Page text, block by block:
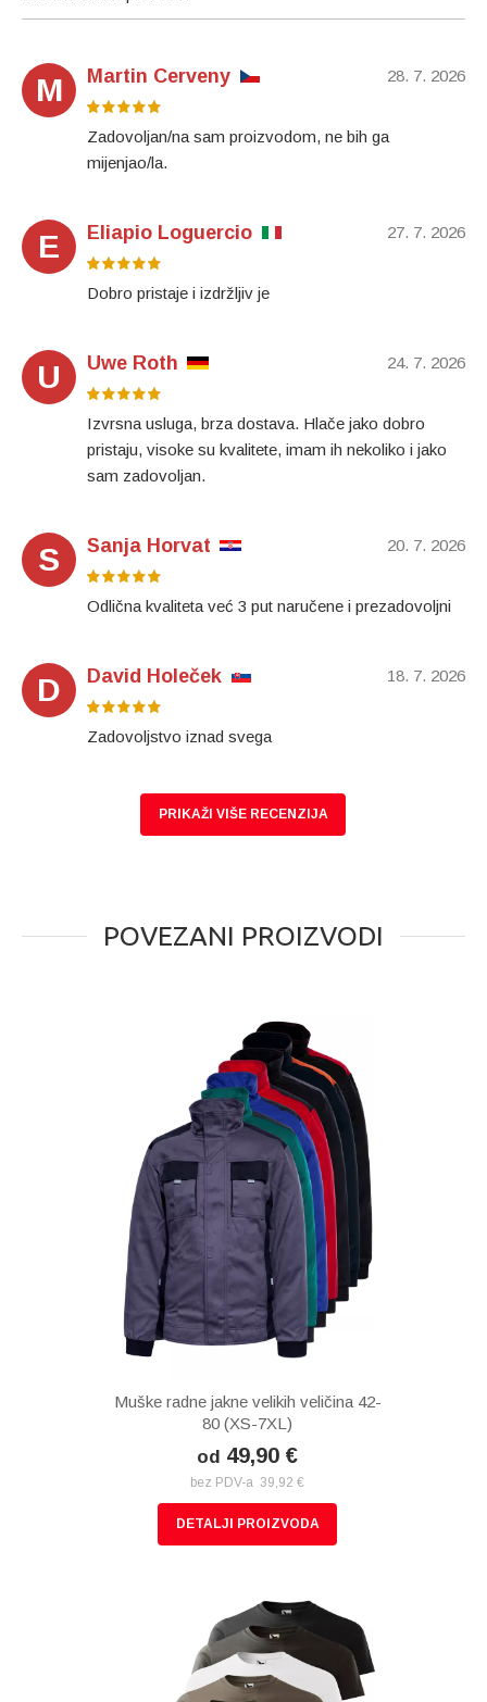
M 28. 7. 2026
Martin Cerveny
Zadovoljan/na sam proizvodom, ne bih ga
mijenjao/la.
E 27. 7. 2026
Eliapio Loguercio
Dobro pristaje i izdržljiv je
U 24. 7. 2026
Uwe Roth
Izvrsna usluga, brza dostava. Hlače jako dobro
pristaju, visoke su kvalitete, imam ih nekoliko i jako
sam zadovoljan.
S 20. 7. 2026
Sanja Horvat
Odlična kvaliteta već 3 put naručene i prezadovoljni
D 18. 7. 2026
David Holeček
Zadovoljstvo iznad svega
PRIKAŽI VIŠE RECENZIJA
POVEZANI PROIZVODI
Muške radne jakne velikih veličina 42-
80 (XS-7XL)
od 49,90 €
bez PDV-a 39,92 €
DETALJI PROIZVODA